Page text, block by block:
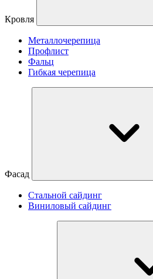
Кровля
Металлочерепица
Профлист
Фальц
Гибкая черепица
Фасад
Стальной сайдинг
Виниловый сайдинг